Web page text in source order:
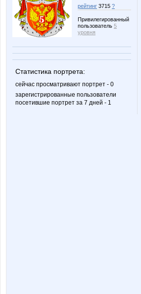
рейтинг 3715 ?
Привилегированный
пользователь 5
уровня
Статистика портрета:
сейчас просматривают портрет - 0
зарегистрированные пользователи
посетившие портрет за 7 дней - 1